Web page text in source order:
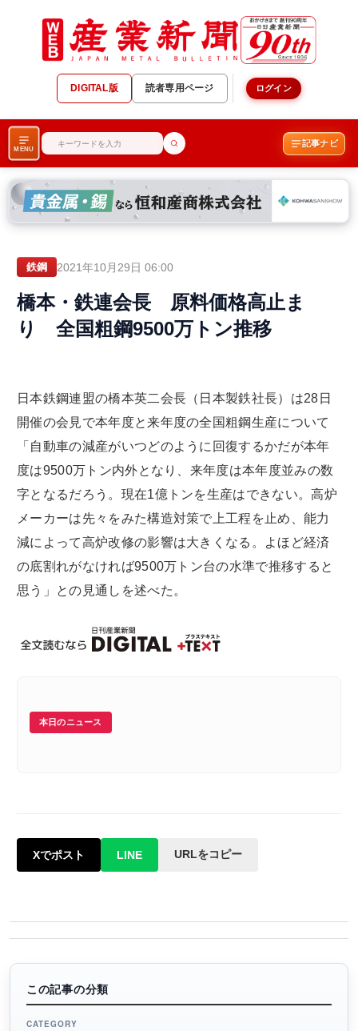
DIGITAL版 読者専用ページ ログイン
MENU
記事ナビ
鉄鋼 2021年10月29日 06:00
橋本・鉄連会長 原料価格高止ま
り 全国粗鋼9500万トン推移
日本鉄鋼連盟の橋本英二会長（日本製鉄社長）は28日
開催の会見で本年度と来年度の全国粗鋼生産について
「自動車の減産がいつどのように回復するかだが本年
度は9500万トン内外となり、来年度は本年度並みの数
字となるだろう。現在1億トンを生産はできない。高炉
メーカーは先々をみた構造対策で上工程を止め、能力
減によって高炉改修の影響は大きくなる。よほど経済
の底割れがなければ9500万トン台の水準で推移すると
思う」との見通しを述べた。
本日のニュース
Xでポスト LINE URLをコピー
この記事の分類
CATEGORY